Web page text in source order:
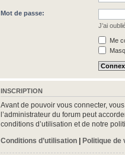
Mot de passe:
J’ai
Me
INSCRIPTION
Avant de pouvoir vous connecter,
l’administrateur du forum peut
conditions d’utilisation et de notre
Conditions d’utilisation | Politique de